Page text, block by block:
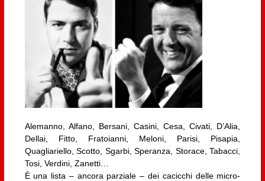
Alemanno, Alfano, Bersani, Casini, Cesa, Civati, D’Alia,
Dellai, Fitto, Fratoianni, Meloni, Parisi, Pisapia,
Quagliariello, Scotto, Sgarbi, Speranza, Storace, Tabacci,
Tosi, Verdini, Zanetti…
È una lista – ancora parziale – dei cacicchi delle micro-